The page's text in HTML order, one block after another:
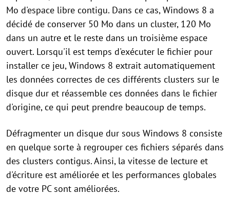
Mo d'espace libre contigu. Dans ce cas, Windows 8 a
décidé de conserver 50 Mo dans un cluster, 120 Mo
dans un autre et le reste dans un troisième espace
ouvert. Lorsqu'il est temps d'exécuter le fichier pour
installer ce jeu, Windows 8 extrait automatiquement
les données correctes de ces différents clusters sur le
disque dur et réassemble ces données dans le fichier
d'origine, ce qui peut prendre beaucoup de temps.
Défragmenter un disque dur sous Windows 8 consiste
en quelque sorte à regrouper ces fichiers séparés dans
des clusters contigus. Ainsi, la vitesse de lecture et
d'écriture est améliorée et les performances globales
de votre PC sont améliorées.